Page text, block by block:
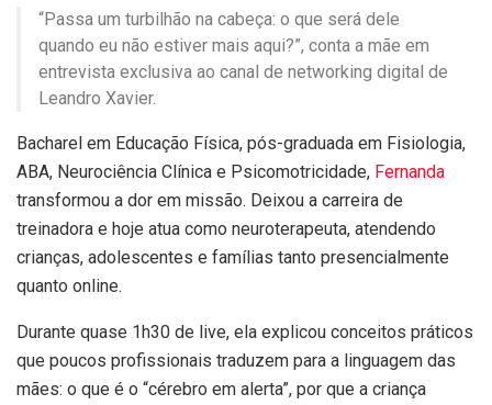
“Passa um turbilhão na cabeça: o que será dele
quando eu não estiver mais aqui?”, conta a mãe em
entrevista exclusiva ao canal de networking digital de
Leandro Xavier.
Bacharel em Educação Física, pós-graduada em Fisiologia,
ABA, Neurociência Clínica e Psicomotricidade, Fernanda
transformou a dor em missão. Deixou a carreira de
treinadora e hoje atua como neuroterapeuta, atendendo
crianças, adolescentes e famílias tanto presencialmente
quanto online.
Durante quase 1h30 de live, ela explicou conceitos práticos
que poucos profissionais traduzem para a linguagem das
mães: o que é o “cérebro em alerta”, por que a criança